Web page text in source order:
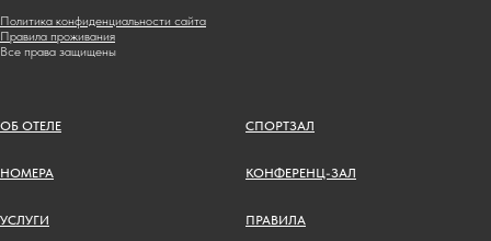
Политика конфиденциальности сайта
Правила проживания
Все права защищены
ОБ ОТЕЛЕ
НОМЕРА
УСЛУГИ
СПОРТЗАЛ
КОНФЕРЕНЦ-ЗАЛ
ПРАВИЛА